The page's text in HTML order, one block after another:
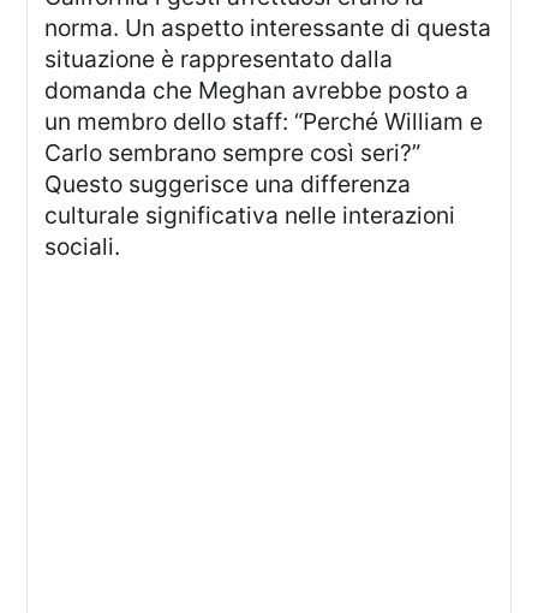
norma. Un aspetto interessante di questa
situazione è rappresentato dalla
domanda che Meghan avrebbe posto a
un membro dello staff: “Perché William e
Carlo sembrano sempre così seri?”
Questo suggerisce una differenza
culturale significativa nelle interazioni
sociali.